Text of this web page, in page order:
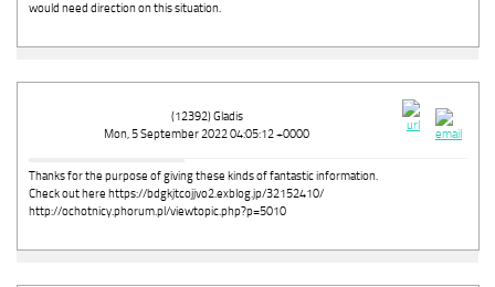
would need direction on this situation.
(12392) Gladis
Mon, 5 September 2022 04:05:12 +0000
Thanks for the purpose of giving these kinds of fantastic information.
Check out here https://bdgkjtcojjvo2.exblog.jp/32152410/
http://ochotnicy.phorum.pl/viewtopic.php?p=5010